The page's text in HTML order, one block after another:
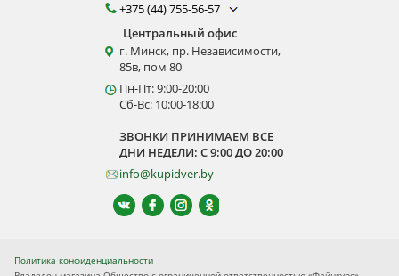
+375 (44) 755-56-57
Центральный офис
г. Минск, пр. Независимости,
85в, пом 80
Пн-Пт: 9:00-20:00
Сб-Вс: 10:00-18:00
ЗВОНКИ ПРИНИМАЕМ ВСЕ
ДНИ НЕДЕЛИ: С 9:00 ДО 20:00
info@kupidver.by
Политика конфиденциальности